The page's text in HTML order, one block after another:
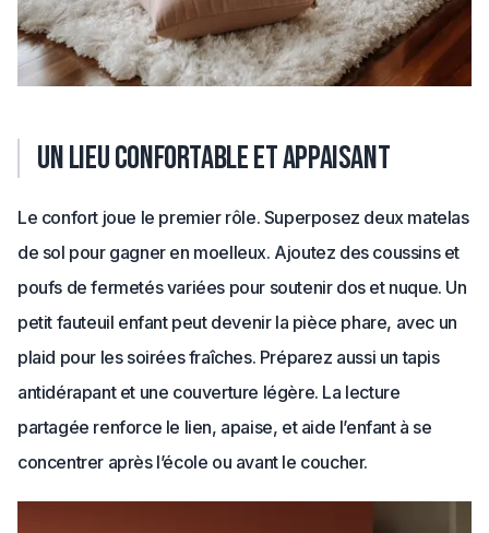
Un lieu confortable et appaisant
Le confort joue le premier rôle. Superposez deux matelas
de sol pour gagner en moelleux. Ajoutez des coussins et
poufs de fermetés variées pour soutenir dos et nuque. Un
petit fauteuil enfant peut devenir la pièce phare, avec un
plaid pour les soirées fraîches. Préparez aussi un tapis
antidérapant et une couverture légère. La lecture
partagée renforce le lien, apaise, et aide l’enfant à se
concentrer après l’école ou avant le coucher.